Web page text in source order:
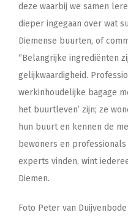
deze waarbij we samen
dieper ingegaan over wat
Diemense buurten, of
‘’Belangrijke ingrediënten
gelijkwaardigheid.
werkinhoudelijke bagage
het buurtleven’ zijn; ze
hun buurt en kennen de
bewoners en
experts vinden, wint
Diemen.
Foto Peter van Duijvenbode